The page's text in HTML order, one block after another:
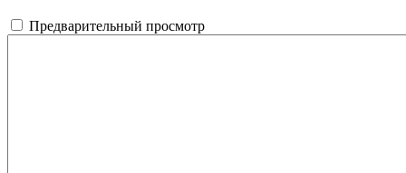
Предварительный просмотр